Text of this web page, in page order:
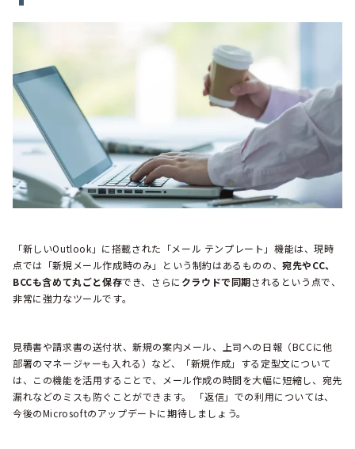
「新しいOutlook」に搭載された「メール テンプレート」機能は、現時
点では「新規メール作成時のみ」という制約はあるものの、宛先やCC、
BCCも含めて丸ごと保存でき、さらに クラウドで同期されるという点で、
非常に強力なツールです。
見積書や請求書の送付状、新規の案内メール、上司への日報（BCCに他
部署のマネージャーも入れる）など、「新規作成」する定型文について
は、この機能を活用することで、メール作成の時間を大幅に短縮し、宛先
漏れなどのミスも防ぐことができます。 「返信」での利用については、
今後のMicrosoftのアップデートに期待しましょう。